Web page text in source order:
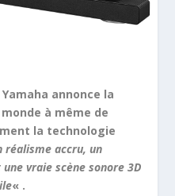
Yamaha annonce la
à même de
la technologie
réalisme accru, un
vraie scène sonore 3D
« .